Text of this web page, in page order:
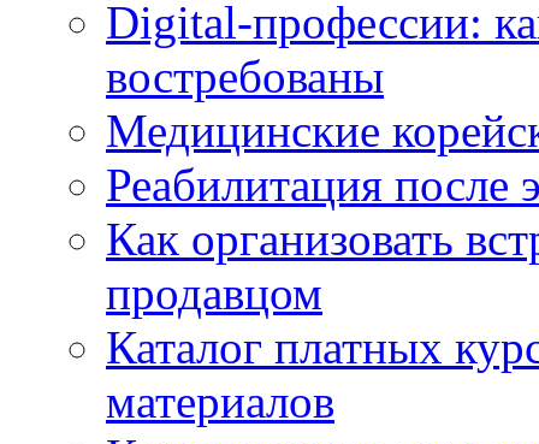
Digital-профессии:
востребованы
Медицинские
Реабилитация после
Как организовать
продавцом
Каталог платных
материалов